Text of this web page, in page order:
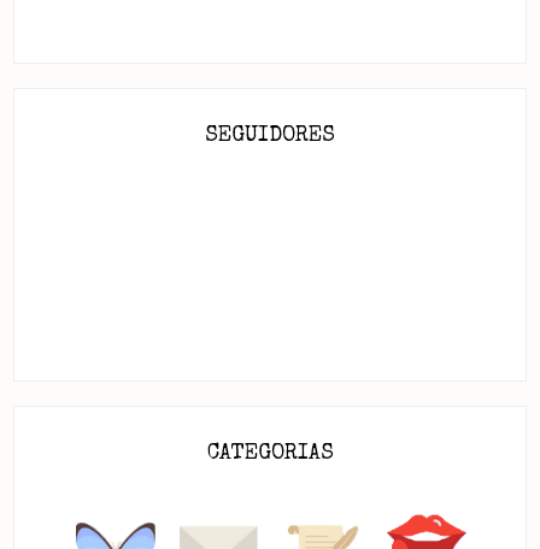
SEGUIDORES
CATEGORIAS